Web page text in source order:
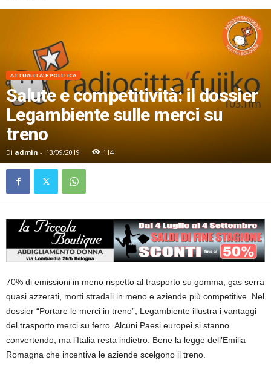
ATTUALITA' E POLITICA
Salute e competitività: il dossier
Legambiente sulle merci su
treno
Di admin - 13/09/2019 114
70% di emissioni in meno rispetto al trasporto su gomma, gas serra
quasi azzerati, morti stradali in meno e aziende più competitive. Nel
dossier “Portare le merci in treno”, Legambiente illustra i vantaggi
del trasporto merci su ferro. Alcuni Paesi europei si stanno
convertendo, ma l’Italia resta indietro. Bene la legge dell’Emilia
Romagna che incentiva le aziende scelgono il treno.